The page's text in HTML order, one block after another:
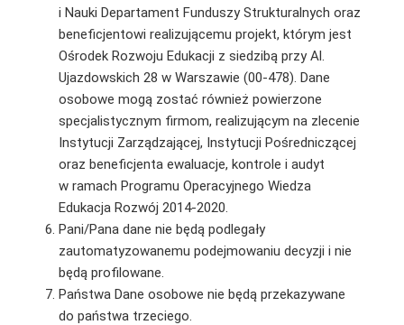
i Nauki Departament Funduszy Strukturalnych oraz
beneficjentowi realizującemu projekt, którym jest
Ośrodek Rozwoju Edukacji z siedzibą przy Al.
Ujazdowskich 28 w Warszawie (00-478). Dane
osobowe mogą zostać również powierzone
specjalistycznym firmom, realizującym na zlecenie
Instytucji Zarządzającej, Instytucji Pośredniczącej
oraz beneficjenta ewaluacje, kontrole i audyt
w ramach Programu Operacyjnego Wiedza
Edukacja Rozwój 2014-2020.
Pani/Pana dane nie będą podlegały
zautomatyzowanemu podejmowaniu decyzji i nie
będą profilowane.
Państwa Dane osobowe nie będą przekazywane
do państwa trzeciego.